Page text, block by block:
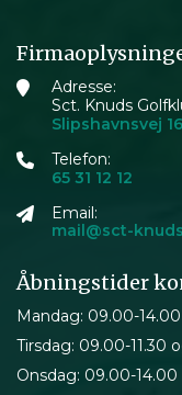
Adresse:
Sct. Knuds
Slipshavnsvej
Telefon:
65 31 12 12
Email:
mail@sct-
Åbningstider
Mandag: 09.00-14.00
Tirsdag: 09.00-11.30
Onsdag: 09.00-14.00